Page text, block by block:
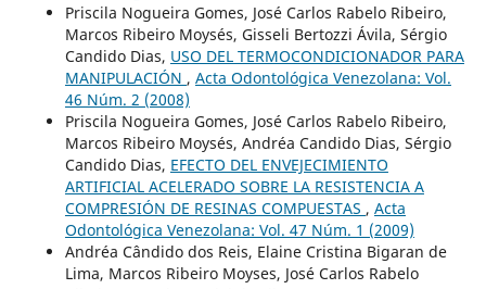
Priscila Nogueira Gomes, José Carlos Rabelo Ribeiro,
Marcos Ribeiro Moysés, Gisseli Bertozzi Ávila, Sérgio
Candido Dias, USO DEL TERMOCONDICIONADOR PARA
MANIPULACIÓN , Acta Odontológica Venezolana: Vol.
46 Núm. 2 (2008)
Priscila Nogueira Gomes, José Carlos Rabelo Ribeiro,
Marcos Ribeiro Moysés, Andréa Candido Dias, Sérgio
Candido Dias, EFECTO DEL ENVEJECIMIENTO
ARTIFICIAL ACELERADO SOBRE LA RESISTENCIA A
COMPRESIÓN DE RESINAS COMPUESTAS , Acta
Odontológica Venezolana: Vol. 47 Núm. 1 (2009)
Andréa Cândido dos Reis, Elaine Cristina Bigaran de
Lima, Marcos Ribeiro Moyses, José Carlos Rabelo